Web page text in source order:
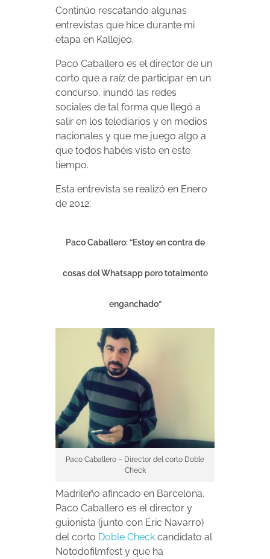
Continúo rescatando algunas
entrevistas que hice durante mi
etapa en Kallejeo.
Paco Caballero es el director de un
corto que a raíz de participar en un
concurso, inundó las redes
sociales de tal forma que llegó a
salir en los telediarios y en medios
nacionales y que me juego algo a
que todos habéis visto en este
tiempo.
Esta entrevista se realizó en Enero
de 2012:
Paco Caballero: “Estoy en contra de
cosas del Whatsapp pero totalmente
enganchado”
Paco Caballero – Director del corto Doble
Check
Madrileño afincado en Barcelona,
Paco Caballero es el director y
guionista (junto con Eric Navarro)
del corto Doble Checkcandidato al
Notodofilmfest y que ha